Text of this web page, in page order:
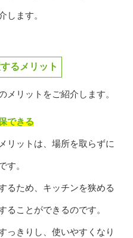
します。
るメリット
メリットをご紹介します。
できる
リットは、場所を取らずに
す。
るため、キッチンを狭める
ることができるのです。
っきりし、使いやすくなり